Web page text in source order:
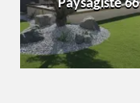
Paysagiste 66